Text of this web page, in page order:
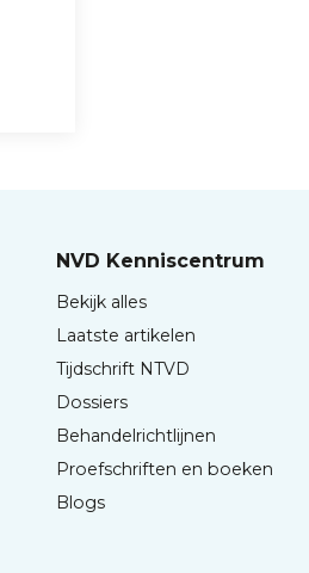
NVD Kenniscentrum
Bekijk alles
Laatste artikelen
Tijdschrift NTVD
Dossiers
Behandelrichtlijnen
Proefschriften en boeken
Blogs